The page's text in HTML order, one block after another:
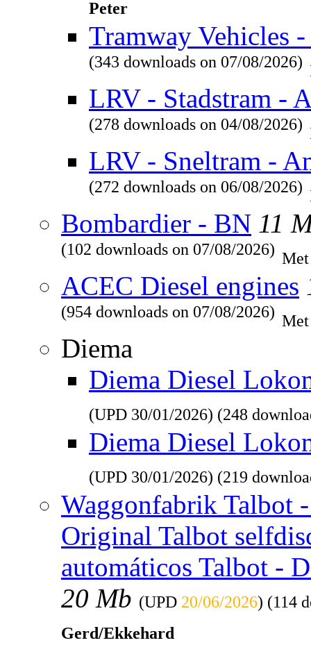
Peter
Tramway Vehicles
(343 downloads on 07/08/2026)
LRV - Stadstram -
(278 downloads on 04/08/2026)
LRV - Sneltram -
(272 downloads on 06/08/2026)
Bombardier - BN 11
(102 downloads on 07/08/2026)
ACEC Diesel engines
(954 downloads on 07/08/2026)
Diema
Diema Diesel
(UPD 30/01/2026) (248
Diema Diesel
(UPD 30/01/2026) (219
Waggonfabrik Talbot
Original Talbot
automáticos Talbot -
20 Mb (UPD 20/06/2026) (114
Gerd/Ekkehard